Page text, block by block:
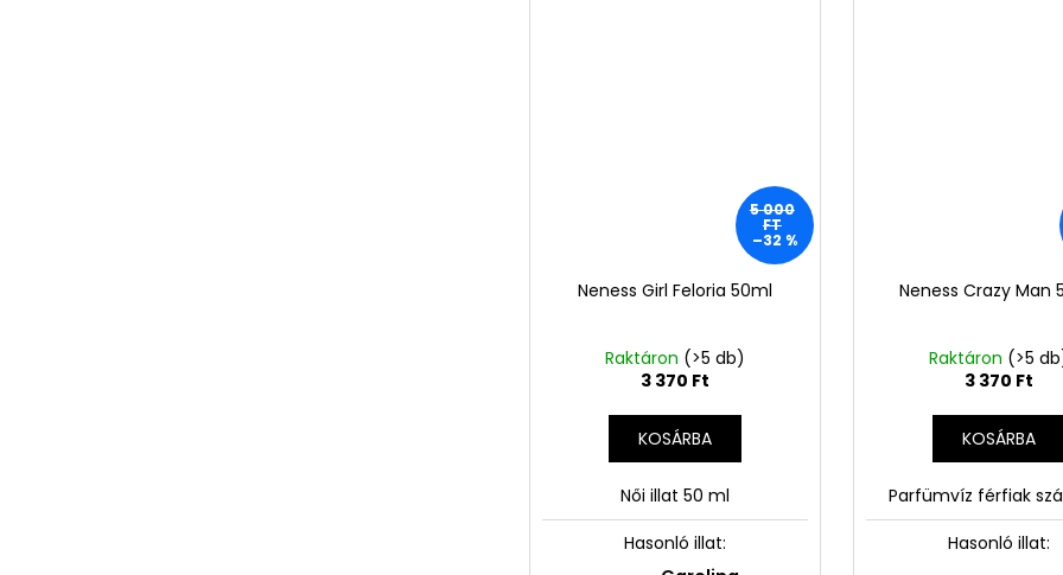
5 000
FT
–32 %
Neness Girl Feloria 50ml
Raktáron (>5 db)
3 370 Ft
KOSÁRBA
Női illat 50 ml
Hasonló illat:
Neness Crazy Man
Raktáron (>5
3 370 Ft
KOSÁRBA
Parfümvíz férfiak
Hasonló illat: